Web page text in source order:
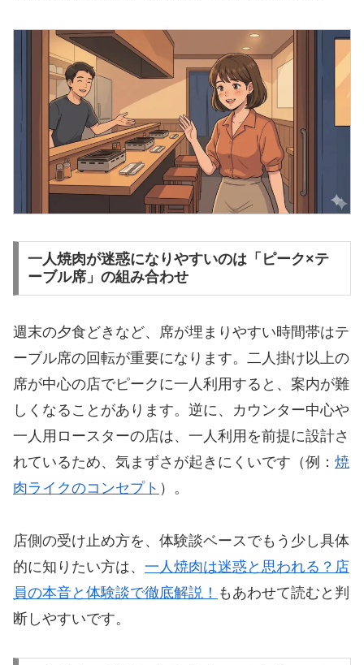
一人焼肉が迷惑になりやすいのは「ピーク×テ
ーブル席」の組み合わせ
週末の夕食どきなど、席が埋まりやすい時間帯はテ
ーブル席の回転が重要になります。二人掛け以上の
席が中心の店でピークに一人利用すると、案内が難
しくなることがあります。逆に、カウンター中心や
一人用ロースターの店は、一人利用を前提に設計さ
れているため、気まずさが起きにくいです（例： 焼
肉ライクのコンセプト ）。
店側の受け止め方を、体験談ベースでもう少し具体
的に知りたい方は、 一人焼肉は迷惑と思われる？店
員の本音と体験談で徹底解説！ もあわせて読むと判
断しやすいです。